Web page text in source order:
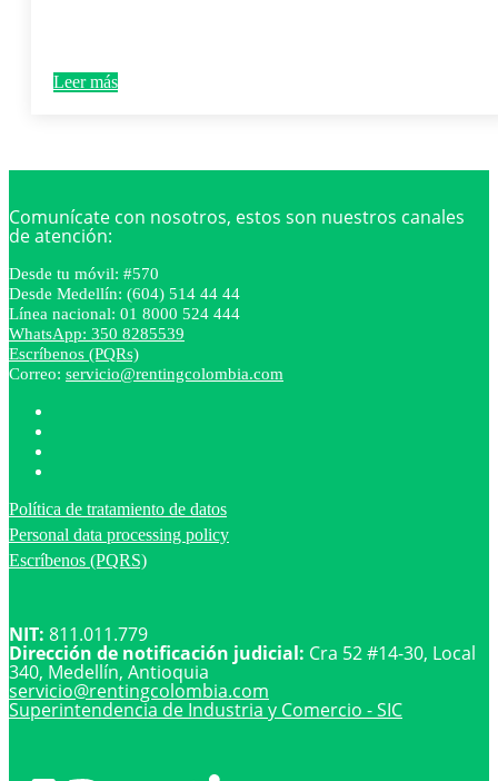
Leer más
Comunícate con nosotros, estos son nuestros canales
de atención:
Desde tu móvil: #570
Desde Medellín: (604) 514 44 44
Línea nacional: 01 8000 524 444
WhatsApp: 350 8285539
Escríbenos (PQRs)
Correo: servicio@rentingcolombia.com
Política de tratamiento de datos
Personal data processing policy
Escríbenos (PQRS)
NIT: 811.011.779
Dirección de notificación judicial: Cra 52 #14-30, Local
340, Medellín, Antioquia
servicio@rentingcolombia.com
Superintendencia de Industria y Comercio - SIC